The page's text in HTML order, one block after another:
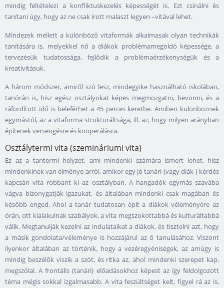
mindig feltételezi a konfliktuskezelés képességét is. Ezt csinálni és
tanítani úgy, hogy az ne csak írott malaszt legyen –vitával lehet.
Mindezek mellett a különböző vitaformák alkalmasak olyan technikák
tanítására is, melyekkel nő a diákok problémamegoldó képessége, a
tervezésük tudatossága, fejlődik a problémaérzékenységük és a
kreativitásuk.
A három módszer, amiről szó lesz, mindegyike használható iskolában,
tanórán is, hisz egész osztályokat képes megmozgatni, bevonni, és a
ráfordított idő is beleférhet a 45 perces keretbe. Amiben különböznek
egymástól, az a vitaforma strukturáltsága, ill. az, hogy milyen arányban
építenek versengésre és kooperálásra.
Osztálytermi vita (szemináriumi vita)
Ez az a tantermi helyzet, ami mindenki számára ismert lehet, hisz
mindenkinek van élménye arról, amikor egy jó tanári (vagy diák-) kérdés
kapcsán vita robbant ki az osztályban. A hangadók egymás szavába
vágva bizonygatják igazukat, és általában mindenki csak magában és
később enged. Ahol a tanár tudatosan épít a diákok véleményére az
órán, ott kialakulnak szabályok, a vita megszokottabbá és kulturáltabbá
válik. Megtanulják kezelni az indulataikat a diákok, és tisztelni azt, hogy
a másik gondolata/véleménye is hozzájárul az ő tanulásához. Viszont
ilyenkor általában az történik, hogy a vezéregyéniségek, az amúgy is
mindig beszélők viszik a szót, és ritka az, ahol mindenki szerepet kap,
megszólal. A frontális (tanári) előadásokhoz képest az így feldolgozott
téma mégis sokkal izgalmasabb. A vita feszültséget kelt, figyel rá az is,